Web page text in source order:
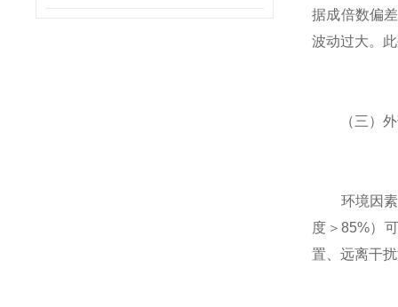
据成倍数偏
波动过大。
（三）外
环境因素易
度＞85%）
置、远离干